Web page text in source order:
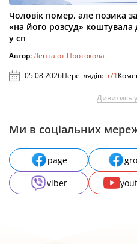
Чоловік помер, але позика
«на його розсуд»
у сп
Автор:Лента от Протокола
05.08.2026Переглядів:571
Дивитись
Ми в соціальних
page
viber